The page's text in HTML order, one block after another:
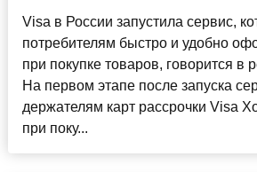
Visa в России запустила сервис,
потребителям быстро и удобно
при покупке товаров, говорится в
На первом этапе после запуска
держателям карт рассрочки Visa
при поку...